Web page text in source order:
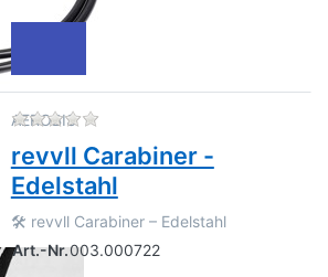
AEROBIS Zu diesem Produkt liegen
revvll Carabiner -
Edelstahl
🛠️ revvll Carabiner – Edelstahl
Art.-Nr.003.000722